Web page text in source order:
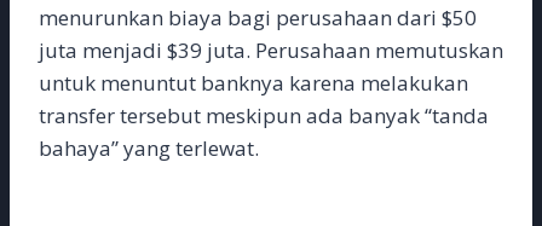
menurunkan biaya bagi perusahaan dari $50
juta menjadi $39 juta. Perusahaan memutuskan
untuk menuntut banknya karena melakukan
transfer tersebut meskipun ada banyak “tanda
bahaya” yang terlewat.